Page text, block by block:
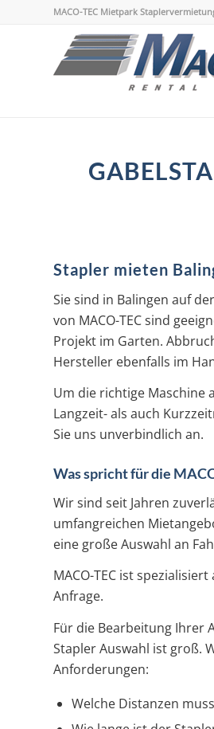
MACO-TEC Mietpark
Stapler mieten
Sie sind in Balingen auf
von MACO-TEC sind
Projekt im Garten.
Hersteller ebenfalls im
Um die richtige Maschine
Langzeit- als auch
Sie uns unverbindlich an.
Was spricht für die
Wir sind seit Jahren
umfangreichen
eine große Auswahl an
MACO-TEC ist
Anfrage.
Für die Bearbeitung Ihrer
Stapler Auswahl ist groß.
Anforderungen:
Welche Distanzen